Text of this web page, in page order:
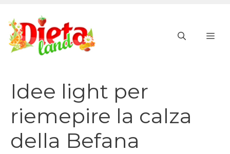
contenuto
Idee light per
riemepire la calza
della Befana